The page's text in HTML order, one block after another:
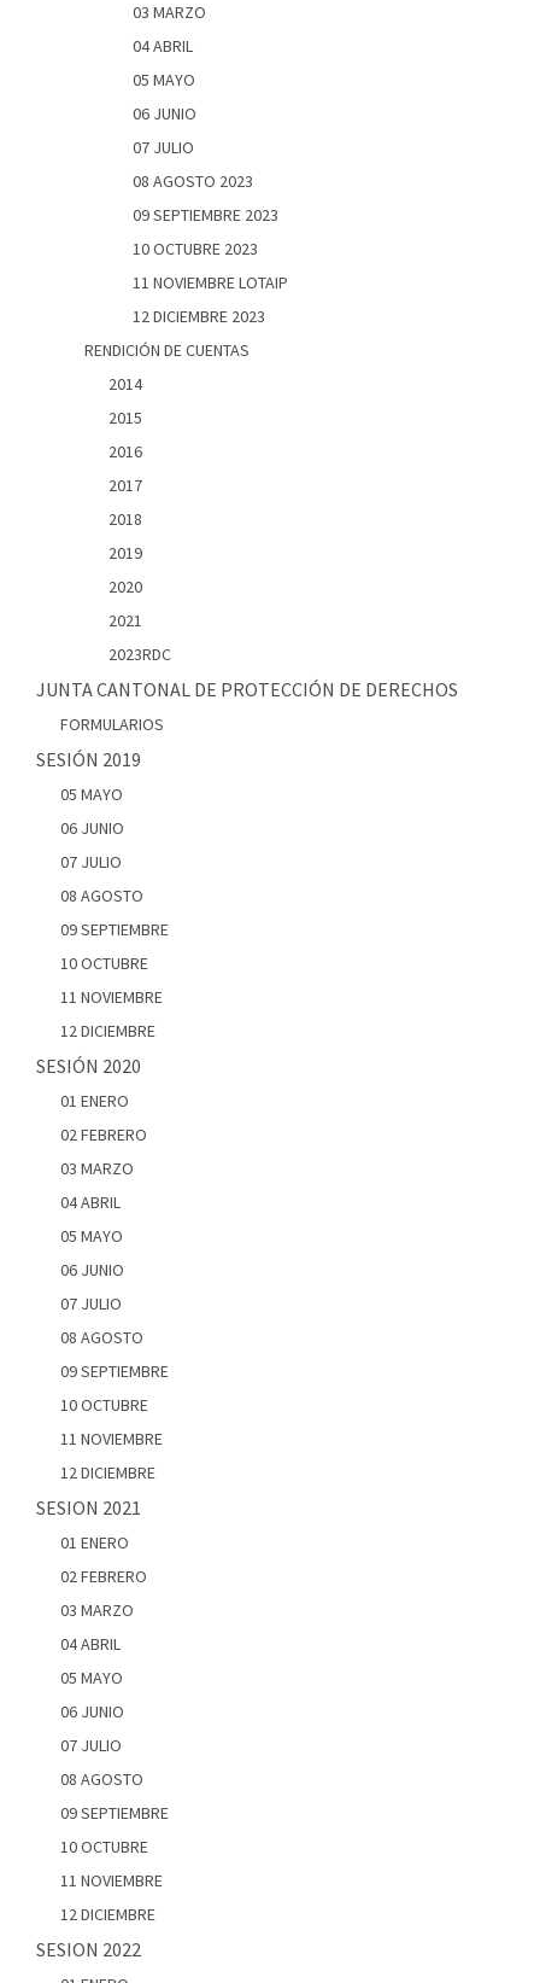
03 MARZO
04 ABRIL
05 MAYO
06 JUNIO
07 JULIO
08 AGOSTO 2023
09 SEPTIEMBRE 2023
10 OCTUBRE 2023
11 NOVIEMBRE LOTAIP
12 DICIEMBRE 2023
RENDICIÓN DE CUENTAS
2014
2015
2016
2017
2018
2019
2020
2021
2023RDC
JUNTA CANTONAL DE PROTECCIÓN DE DERECHOS
FORMULARIOS
SESIÓN 2019
05 MAYO
06 JUNIO
07 JULIO
08 AGOSTO
09 SEPTIEMBRE
10 OCTUBRE
11 NOVIEMBRE
12 DICIEMBRE
SESIÓN 2020
01 ENERO
02 FEBRERO
03 MARZO
04 ABRIL
05 MAYO
06 JUNIO
07 JULIO
08 AGOSTO
09 SEPTIEMBRE
10 OCTUBRE
11 NOVIEMBRE
12 DICIEMBRE
SESION 2021
01 ENERO
02 FEBRERO
03 MARZO
04 ABRIL
05 MAYO
06 JUNIO
07 JULIO
08 AGOSTO
09 SEPTIEMBRE
10 OCTUBRE
11 NOVIEMBRE
12 DICIEMBRE
SESION 2022